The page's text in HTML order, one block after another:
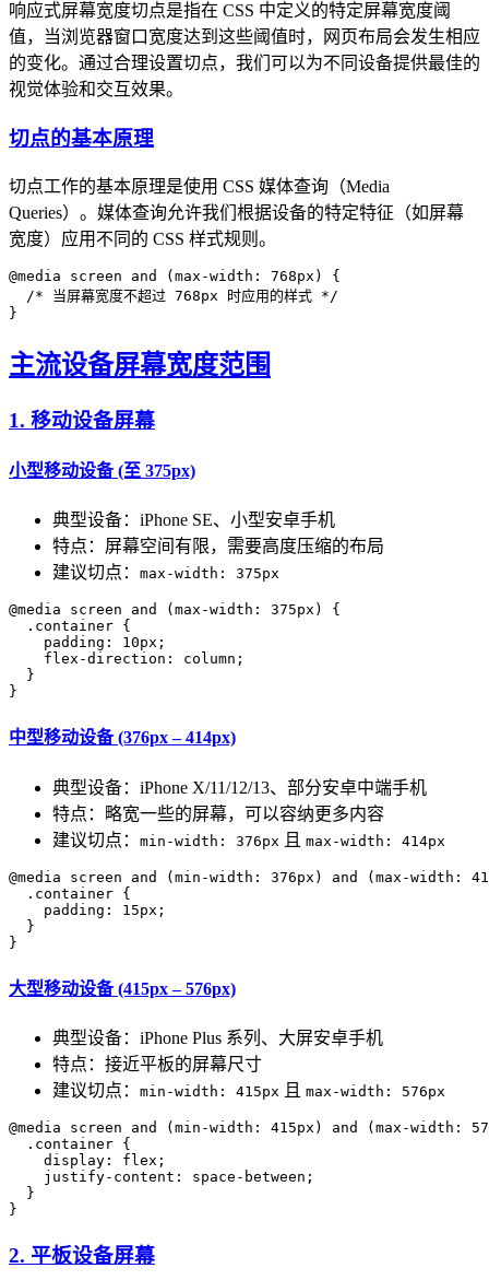
响应式屏幕宽度切点是指在 CSS 中定义的特定屏幕宽度阈
值，当浏览器窗口宽度达到这些阈值时，网页布局会发生相应
的变化。通过合理设置切点，我们可以为不同设备提供最佳的
视觉体验和交互效果。
切点的基本原理
切点工作的基本原理是使用 CSS 媒体查询（Media
Queries）。媒体查询允许我们根据设备的特定特征（如屏幕
宽度）应用不同的 CSS 样式规则。
@media screen and (max-width: 768px) {
  /* 当屏幕宽度不超过 768px 时应用的样式 */
主流设备屏幕宽度范围
1. 移动设备屏幕
小型移动设备 (至 375px)
典型设备：iPhone SE、小型安卓手机
特点：屏幕空间有限，需要高度压缩的布局
建议切点： max-width: 375px
@media screen and (max-width: 375px) {
  .container {
    padding: 10px;
    flex-direction: column;
  }
中型移动设备 (376px – 414px)
典型设备：iPhone X/11/12/13、部分安卓中端手机
特点：略宽一些的屏幕，可以容纳更多内容
建议切点： min-width: 376px 且 max-width: 414px
@media screen and (min-width: 376px) and (max-width:
  .container {
    padding: 15px;
  }
大型移动设备 (415px – 576px)
典型设备：iPhone Plus 系列、大屏安卓手机
特点：接近平板的屏幕尺寸
建议切点： min-width: 415px 且 max-width: 576px
@media screen and (min-width: 415px) and (max-width:
  .container {
    display: flex;
    justify-content: space-between;
  }
2. 平板设备屏幕